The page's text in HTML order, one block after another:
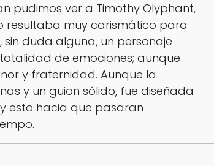
pudimos ver a Timothy Olyphant,
resultaba muy carismático para
sin duda alguna, un personaje
de emociones; aunque
y fraternidad. Aunque la
y un guion sólido, fue diseñada
esto hacia que pasaran